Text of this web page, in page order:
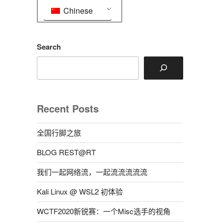
Chinese
Search
Recent Posts
全国行脚之旅
BLOG REST@RT
我们一起网络流，一起流流流流流
Kali Linux @ WSL2 初体验
WCTF2020新锐赛：一个Misc选手的视角